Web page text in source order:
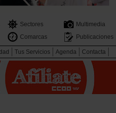
Sectores
Multimedia
Comarcas Publicaciones
Tus Servicios Agenda Contacta